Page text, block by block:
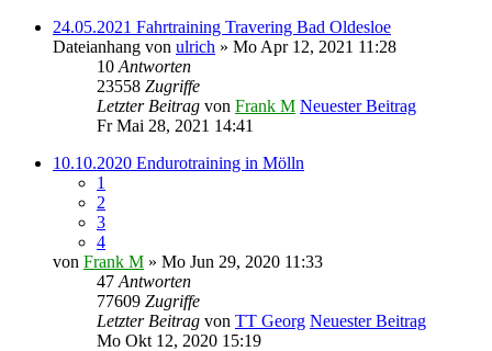
24.05.2021 Fahrtraining Travering Bad Oldesloe
Dateianhang von ulrich » Mo Apr 12, 2021 11:28
10 Antworten
23558 Zugriffe
Letzter Beitrag von Frank M Neuester Beitrag
Fr Mai 28, 2021 14:41
10.10.2020 Endurotraining in Mölln
1
2
3
4
von Frank M » Mo Jun 29, 2020 11:33
47 Antworten
77609 Zugriffe
Letzter Beitrag von TT Georg Neuester Beitrag
Mo Okt 12, 2020 15:19